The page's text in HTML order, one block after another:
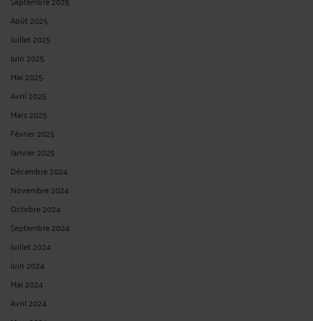
Toute police d'assurance- construction est réputée comporter une clause
Cour de cassation - Chambre civile 3 N° de pourvoi : 23-23.500
ECLI:FR:CCASS:2025:C300390 Non publié au bulletin Solution : Cassation
partielle Audience ...
VENTE IMMOBILIÈRE ET OBLIGATION DE DÉLIVRANCE
Par Albert CASTON
Vente immobilière et obligation de délivrance Cour de cassation - Chambre
civile 3 N° de pourvoi : 23-17.751 ECLI:FR:CCASS:2025:C300389 Non publié au
bulletin Solution : Cassation Audience publique du jeudi 11 septembre 2025